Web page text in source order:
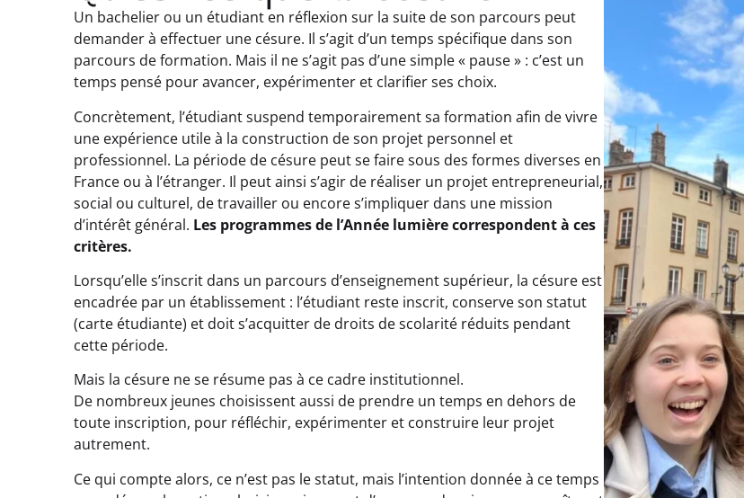
Un bachelier ou un étudiant en réflexion sur la suite de son parcours peut
demander à effectuer une césure. Il s’agit d’un temps spécifique dans son
parcours de formation. Mais il ne s’agit pas d’une simple « pause » : c’est un
temps pensé pour avancer, expérimenter et clarifier ses choix.
Concrètement, l’étudiant suspend temporairement sa formation afin de vivre
une expérience utile à la construction de son projet personnel et
professionnel. La période de césure peut se faire sous des formes diverses en
France ou à l’étranger. Il peut ainsi s’agir de réaliser un projet entrepreneurial,
social ou culturel, de travailler ou encore s’impliquer dans une mission
d’intérêt général. Les programmes de l’Année lumière correspondent à ces
critères.
Lorsqu’elle s’inscrit dans un parcours d’enseignement supérieur, la césure est
encadrée par un établissement : l’étudiant reste inscrit, conserve son statut
(carte étudiante) et doit s’acquitter de droits de scolarité réduits pendant
cette période.
Mais la césure ne se résume pas à ce cadre institutionnel.
De nombreux jeunes choisissent aussi de prendre un temps en dehors de
toute inscription, pour réfléchir, expérimenter et construire leur projet
autrement.
Ce qui compte alors, ce n’est pas le statut, mais l’intention donnée à ce temps